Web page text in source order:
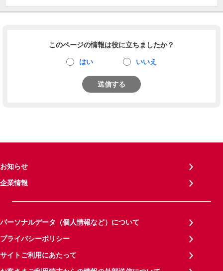
このページの情報は役に立ちましたか？
はい いいえ
送信する
お知らせ
企業情報
パーソナルデータ（個人情報など）について
プライバシーポリシー
サイトご利用にあたって